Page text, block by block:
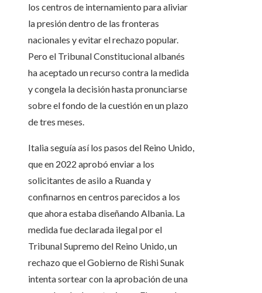
los centros de internamiento para aliviar
la presión dentro de las fronteras
nacionales y evitar el rechazo popular.
Pero el Tribunal Constitucional albanés
ha aceptado un recurso contra la medida
y congela la decisión hasta pronunciarse
sobre el fondo de la cuestión en un plazo
de tres meses.
Italia seguía así los pasos del Reino Unido,
que en 2022 aprobó enviar a los
solicitantes de asilo a Ruanda y
confinarnos en centros parecidos a los
que ahora estaba diseñando Albania. La
medida fue declarada ilegal por el
Tribunal Supremo del Reino Unido, un
rechazo que el Gobierno de Rishi Sunak
intenta sortear con la aprobación de una